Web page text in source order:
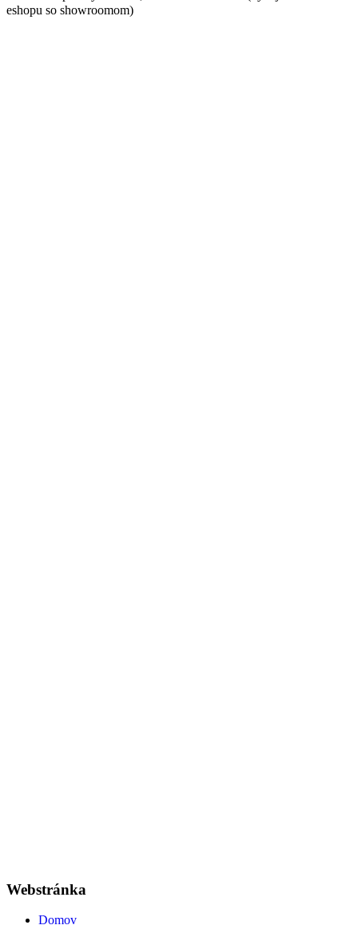
eshopu so showroomom)
Webstránka
Domov